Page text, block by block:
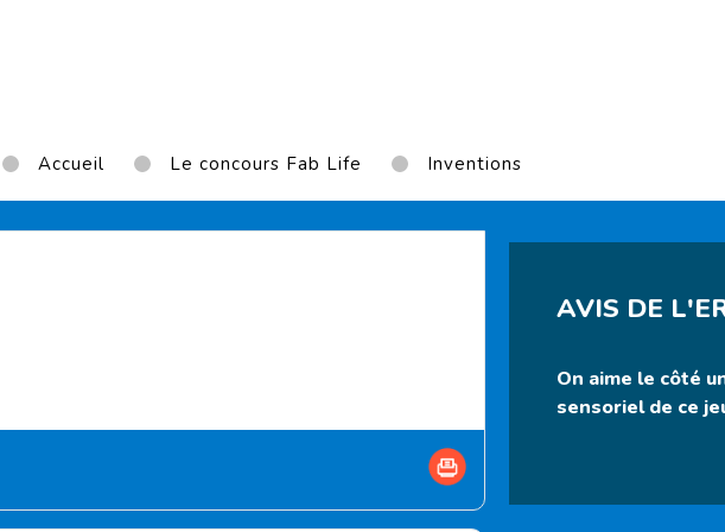
Accueil Le concours Fab Life Inventions
AVIS DE
On aime le côté
sensoriel de ce